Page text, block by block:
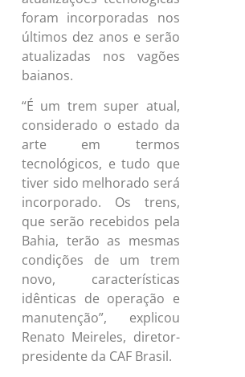
foram incorporadas nos
últimos dez anos e serão
atualizadas nos vagões
baianos.
“É um trem super atual,
considerado o estado da
arte em termos
tecnológicos, e tudo que
tiver sido melhorado será
incorporado. Os trens,
que serão recebidos pela
Bahia, terão as mesmas
condições de um trem
novo, características
idênticas de operação e
manutenção”, explicou
Renato Meireles, diretor-
presidente da CAF Brasil.